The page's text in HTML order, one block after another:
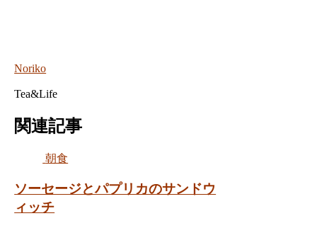
Noriko
Tea&Life
関連記事
朝食
ソーセージとパプリカのサンドウ
ィッチ